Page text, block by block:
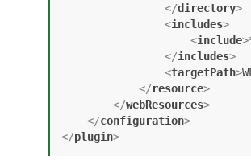
</directory>
<includes>
<include>
</includes>
<targetPath>
</resource>
</webResources>
</configuration>
</plugin>